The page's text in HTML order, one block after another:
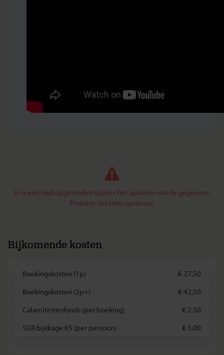
Er is een fout opgetreden tijdens het ophalen van de gegevens.
Probeer het later opnieuw.
Bijkomende kosten
Boekingskosten (1p)
€ 27,50
Boekingskosten (2p+)
€ 42,50
Calamiteitenfonds (per boeking)
€ 2,50
SGR bijdrage €5 (per persoon)
€ 5,00